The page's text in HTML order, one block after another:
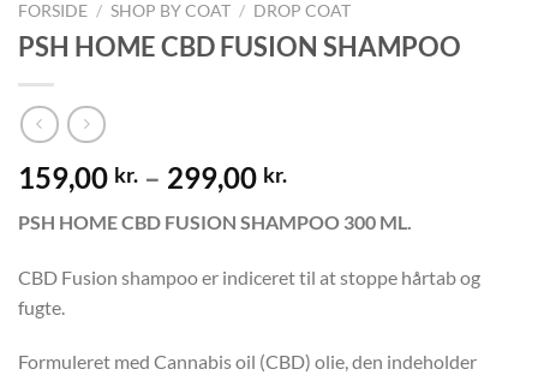
FORSIDE / SHOP BY COAT / DROP COAT
PSH HOME CBD FUSION SHAMPOO
159,00 kr. – 299,00 kr.
PSH HOME CBD FUSION SHAMPOO 300 ML.
CBD Fusion shampoo er indiceret til at stoppe hårtab og
fugte.
Formuleret med Cannabis oil (CBD) olie, den indeholder